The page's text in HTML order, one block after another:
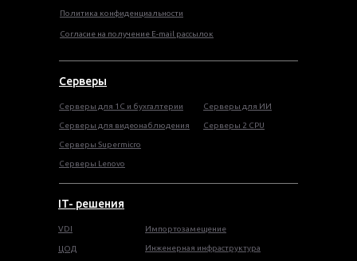
Политика конфиденциальности
Согласие на получение E-mail рассылок
Серверы
Серверы для 1С и бухгалтерии
Серверы для видеонаблюдения
Серверы Supermicro
Серверы Lenovo
Серверы для ИИ
Серверы 2 CPU
VDI
ЦОД
Импортозамещение
Инженерная инфраструктура
IT- решения